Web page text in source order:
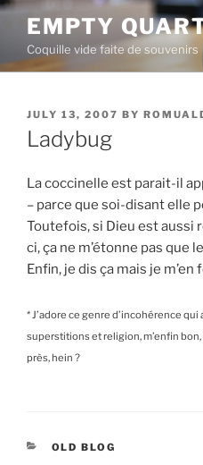
Skip
content
EMPTY
Coquille vide faite de souvenirs
POSTED
ON
JULY 13, 2007 BY
Ladybug
La coccinelle est parait-il
– parce que soi-disant elle
Toutefois, si Dieu est
ci, ça ne m’étonne pas que
Enfin, je dis ça mais je m’en
* J’adore ce genre d’incohérence
superstitions et religion, m’enfin
près, hein ?
CATEGORIES
OLD BLOG